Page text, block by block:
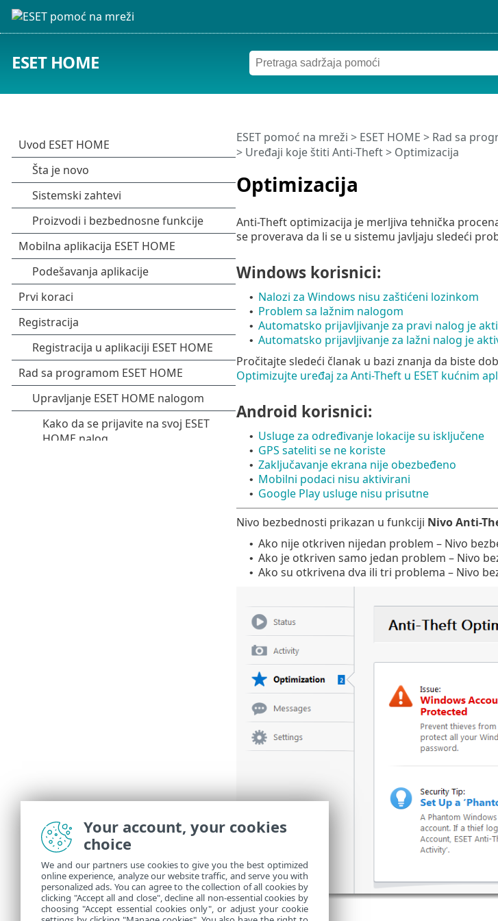
ESET HOME
Optimizacija
ESET pomoć na mreži > ESET HOME > Rad sa
> Uređaji koje štiti Anti-Theft> Optimizacija
Anti-Theft optimizacija je merljiva tehnička
se proverava da li se u sistemu javljaju sledeći
Windows korisnici:
• Nalozi za Windows nisu zaštićeni lozinkom
• Problem sa lažnim nalogom
• Automatsko prijavljivanje za pravi nalog je
• Automatsko prijavljivanje za lažni nalog je
Pročitajte sledeći članak u bazi znanja da biste
Optimizujte uređaj za Anti-Theft u ESET kućnim
Android korisnici:
• Usluge za određivanje lokacije su isključene
• GPS sateliti se ne koriste
• Zaključavanje ekrana nije obezbeđeno
• Mobilni podaci nisu aktivirani
• Google Play usluge nisu prisutne
Nivo bezbednosti prikazan u funkciji Nivo Anti-
• Ako nije otkriven nijedan problem – Nivo
• Ako je otkriven samo jedan problem – Nivo
• Ako su otkrivena dva ili tri problema – Nivo
Your account, your cookies
choice
We and our partners use cookies to give you the best optimized
online experience, analyze our website traffic, and serve you with
personalized ads. You can agree to the collection of all cookies by
clicking "Accept all and close", decline all non-essential cookies by
choosing "Accept essential cookies only", or adjust your cookie